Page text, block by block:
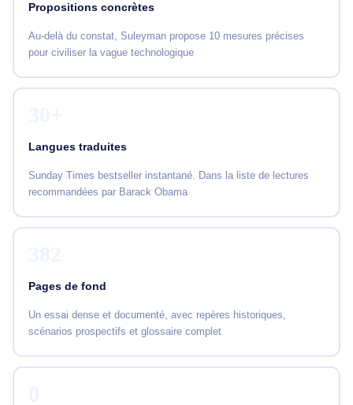
Propositions concrètes
Au-delà du constat, Suleyman propose 10 mesures précises
pour civiliser la vague technologique
Langues traduites
Sunday Times bestseller instantané. Dans la liste de lectures
recommandées par Barack Obama
Pages de fond
Un essai dense et documenté, avec repères historiques,
scénarios prospectifs et glossaire complet